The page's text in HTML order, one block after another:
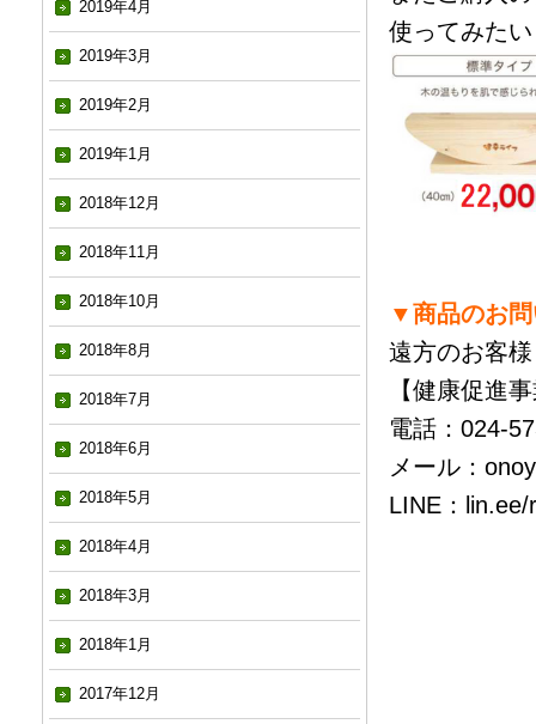
2019年4月
2019年3月
2019年2月
2019年1月
2018年12月
2018年11月
2018年10月
2018年8月
2018年7月
2018年6月
2018年5月
2018年4月
2018年3月
2018年1月
2017年12月
使ってみた
▼商品のお
遠方のお客
【健康促進
電話：024-
メール：
LINE： lin.ee/